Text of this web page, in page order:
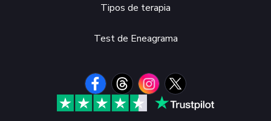
Tipos de terapia
Test de Eneagrama